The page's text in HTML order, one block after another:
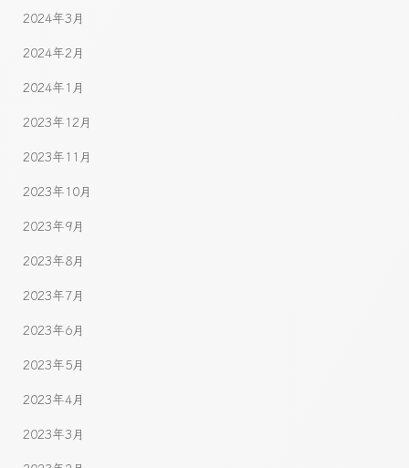
2024年3月
2024年2月
2024年1月
2023年12月
2023年11月
2023年10月
2023年9月
2023年8月
2023年7月
2023年6月
2023年5月
2023年4月
2023年3月